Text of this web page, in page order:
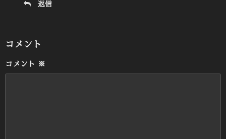
返信
コメント
コメント ※